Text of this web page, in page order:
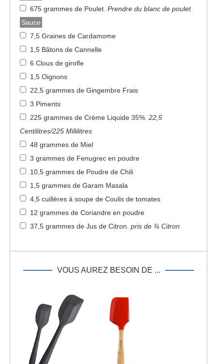
675 grammes de Poulet. Prendre du blanc de poulet
Sauce
7,5 Graines de Cardamome
1,5 Bâtons de Cannelle
6 Clous de girofle
1,5 Oignons
22,5 grammes de Gingembre Frais
3 Piments
225 grammes de Crème Liquide 35%. 22,5
Centilitres/225 Millilitres
48 grammes de Miel
3 grammes de Fenugrec en poudre
10,5 grammes de Poudre de Chili
1,5 grammes de Garam Masala
4,5 cuillères à soupe de Coulis de tomates
12 grammes de Coriandre en poudre
37,5 grammes de Jus de Citron. pris de ¾ Citron
VOUS AUREZ BESOIN DE ...